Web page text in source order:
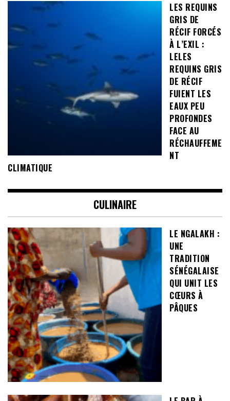
LES REQUINS
GRIS DE
RÉCIF FORCÉS
À L’EXIL :
LELES
REQUINS GRIS
DE RÉCIF
FUIENT LES
EAUX PEU
PROFONDES
FACE AU
RÉCHAUFFEME
NT
CLIMATIQUE
CULINAIRE
LE NGALAKH :
UNE
TRADITION
SÉNÉGALAISE
QUI UNIT LES
CŒURS À
PÂQUES